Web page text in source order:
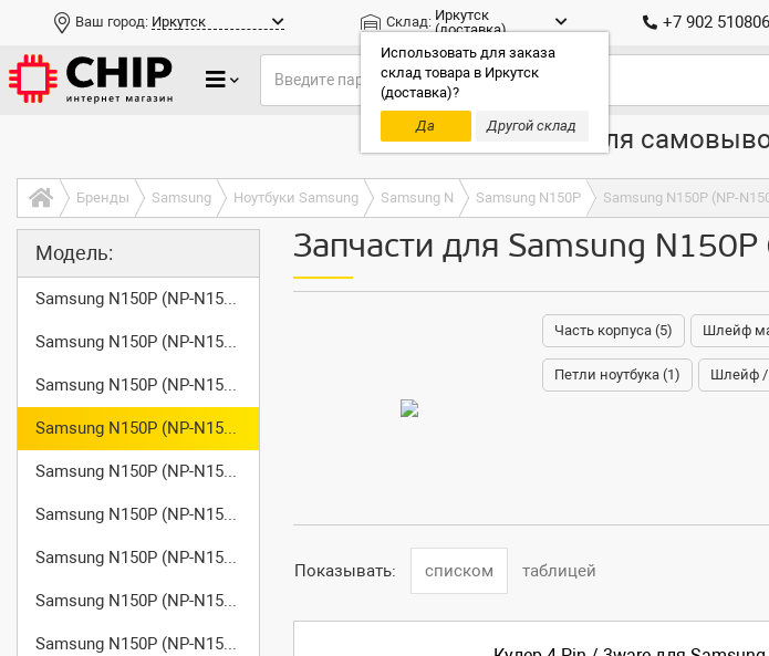
Ваш город: Иркутск Склад: Иркутск
(доставка)
Использовать для заказа
склад товара в Иркутск
(доставка)?
Да
Другой склад
+7 902
Только доставка, для
Бренды Samsung Ноутбуки Samsung Samsung N Samsung N150P Samsung N150P (NP-
Модель:
Samsung N150P (NP-N150-JP01)
Samsung N150P (NP-N150-JP02)
Samsung N150P (NP-N150-JP04)
Samsung N150P (NP-N150-JP05)
Samsung N150P (NP-N150-JP06)
Samsung N150P (NP-N150-JP07)
Samsung N150P (NP-N150-JP08)
Samsung N150P (NP-N150-JP09)
Samsung N150P (NP-N150-JP0A)
Запчасти для Samsung
Часть корпуса (5) Шлейф
Петли ноутбука (1) Шлейф /
Показывать: списком таблицей